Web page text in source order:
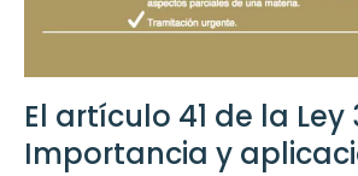
El artículo 41 de la Ley
Importancia y